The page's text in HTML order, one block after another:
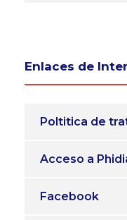
Enlaces de
Poltitica de
Acceso a
Facebook